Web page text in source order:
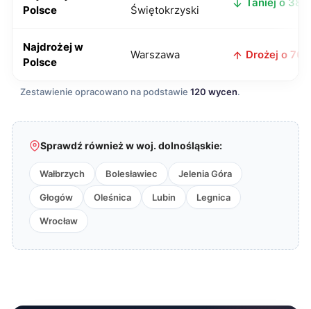
Polsce
Świętokrzyski
Najdrożej w
Polsce
Warszawa Drożej o 76
Zestawienie opracowano na podstawie 120 wycen.
Sprawdź również w woj. dolnośląskie:
Wałbrzych Bolesławiec Jelenia Góra
Głogów Oleśnica Lubin Legnica
Wrocław